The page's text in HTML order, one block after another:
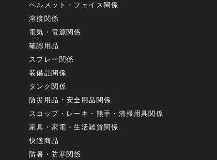
ヘルメット・フェイス関係
溶接関係
電気・電源関係
確認用品
スプレー関係
装備品関係
タンク関係
防災用品・安全用品関係
スコップ・レーキ・熊手・清掃用具関係
家具・家電・生活雑貨関係
快適商品
防暑・防寒関係